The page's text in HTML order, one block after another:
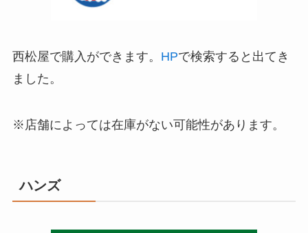
西松屋で購入ができます。 HPで検索すると出てき
ました。
※店舗によっては在庫がない可能性があります。
ハンズ